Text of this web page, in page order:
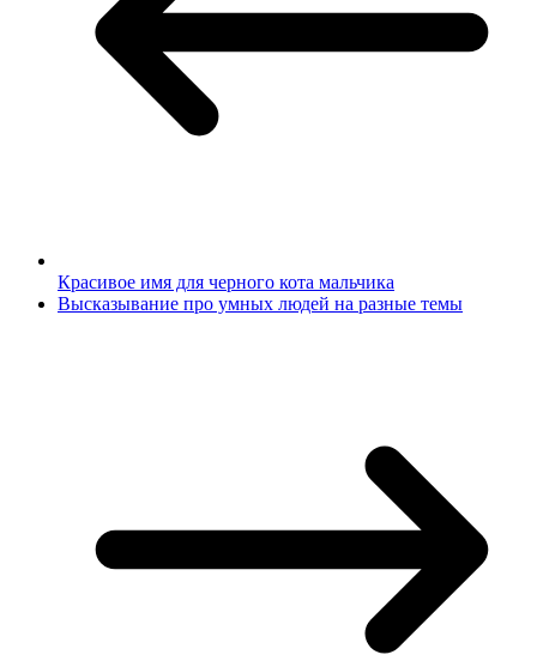
Красивое имя для черного кота мальчика
Высказывание про умных людей на разные темы